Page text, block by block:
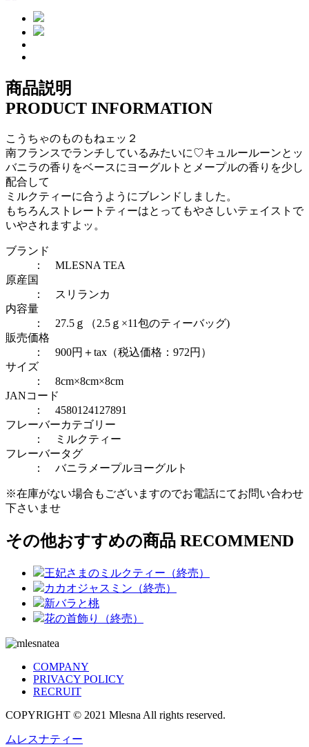
商品説明
PRODUCT INFORMATION
こうちゃのものもねェッ２
南フランスでランチしているみたいに♡キュルールーンとッ
バニラの香りをベースにヨーグルトとメープルの香りを少し
配合して
ミルクティーに合うようにブレンドしました。
もちろんストレートティーはとってもやさしいテェイストで
いやされますよッ。
ブランド
： MLESNA TEA
原産国
： スリランカ
内容量
： 27.5ｇ（2.5ｇ×11包のティーバッグ)
販売価格
： 900円＋tax（税込価格：972円）
サイズ
： 8cm×8cm×8cm
JANコード
： 4580124127891
フレーバーカテゴリー
：
ミルクティー
フレーバータグ
： バニラ メープルヨーグルト
※在庫がない場合もございますのでお電話にてお問い合わせ
下さいませ
その他おすすめの商品 RECOMMEND
王妃さまのミルクティー（終売）
カカオジャスミン（終売）
新バラと桃
花の首飾り（終売）
COMPANY
PRIVACY POLICY
RECRUIT
COPYRIGHT © 2021 Mlesna All rights reserved.
ムレスナティー